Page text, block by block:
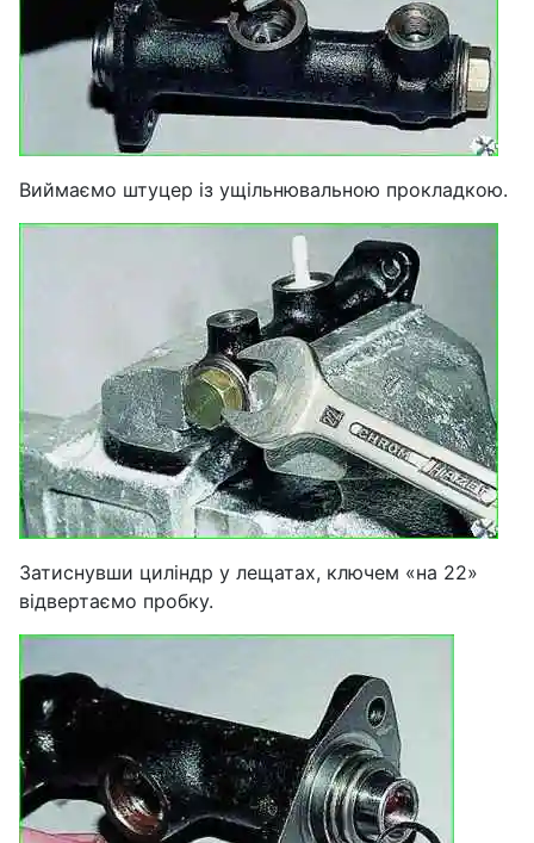
Виймаємо штуцер із ущільнювальною прокладкою.
Затиснувши циліндр у лещатах, ключем «на 22»
відвертаємо пробку.